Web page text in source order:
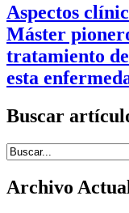
Aspectos
Máster
tratamiento
esta
Buscar
Introduce términos de
Archivo